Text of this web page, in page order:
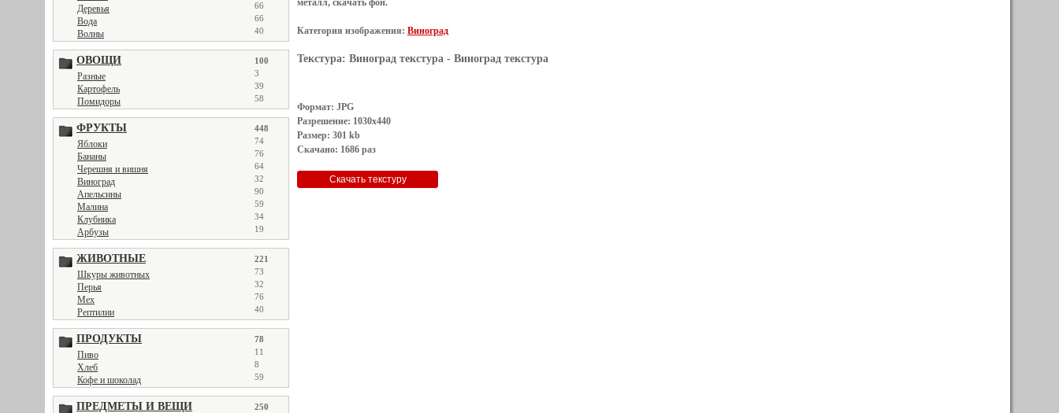
Деревья 66
Вода 66
Волны 40
ОВОЩИ 100
Разные 3
Картофель 39
Помидоры 58
ФРУКТЫ 448
Яблоки 74
Бананы 76
Черешня и вишня 64
Виноград 32
Апельсины 90
Малина 59
Клубника 34
Арбузы 19
ЖИВОТНЫЕ 221
Шкуры животных 73
Перья 32
Мех 76
Рептилии 40
ПРОДУКТЫ 78
Пиво 11
Хлеб 8
Кофе и шоколад 59
ПРЕДМЕТЫ И ВЕЩИ 250
Категория изображения: Виноград
Текстура: Виноград текстура - Виноград текстура
Формат: JPG
Разрешение: 1030x440
Размер: 301 kb
Скачано: 1686 раз